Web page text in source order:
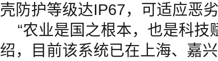
壳防护等级达IP67，可适应恶
“农业是国之根本，也是科技
绍，目前该系统已在上海、嘉